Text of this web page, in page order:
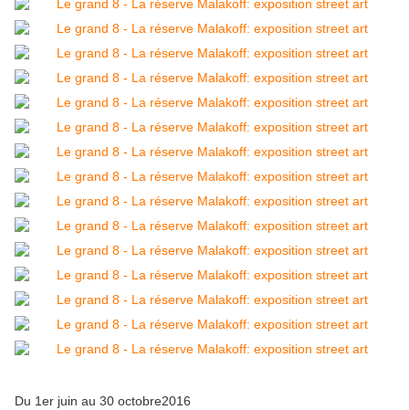
Du 1er juin au 30 octobre2016